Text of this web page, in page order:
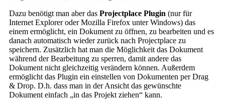
Dazu benötigt man aber das Projectplace Plugin (nur für
Internet Explorer oder Mozilla Firefox unter Windows) das
einem ermöglicht, ein Dokument zu öffnen, zu bearbeiten und es
danach automatisch wieder zurück nach Projectplace zu
speichern. Zusätzlich hat man die Möglichkeit das Dokument
während der Bearbeitung zu sperren, damit andere das
Dokument nicht gleichzeitig verändern können. Außerdem
ermöglicht das Plugin ein einstellen von Dokumenten per Drag
& Drop. D.h. dass man in der Ansicht das gewünschte
Dokument einfach „in das Projekt ziehen“ kann.